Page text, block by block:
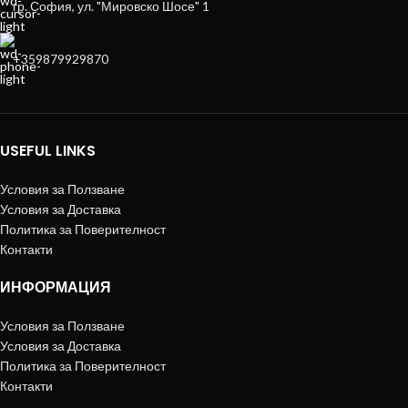
гр. София, ул. "Мировско Шосе" 1
+359879929870
USEFUL LINKS
Условия за Ползване
Условия за Доставка
Политика за Поверителност
Контакти
ИНФОРМАЦИЯ
Условия за Ползване
Условия за Доставка
Политика за Поверителност
Контакти